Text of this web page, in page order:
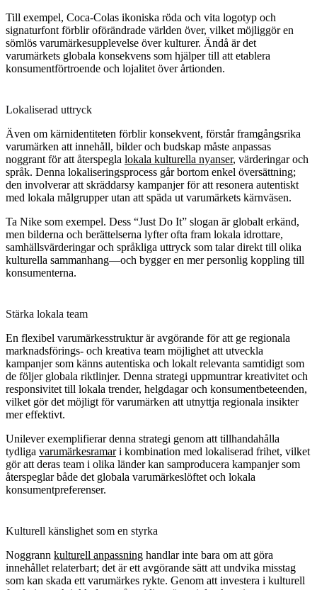
Till exempel, Coca-Colas ikoniska röda och vita logotyp och
signaturfont förblir oförändrade världen över, vilket möjliggör en
sömlös varumärkesupplevelse över kulturer. Ändå är det
varumärkets globala konsekvens som hjälper till att etablera
konsumentförtroende och lojalitet över årtionden.
Lokaliserad uttryck
Även om kärnidentiteten förblir konsekvent, förstår framgångsrika
varumärken att innehåll, bilder och budskap måste anpassas
noggrant för att återspegla lokala kulturella nyanser, värderingar och
språk. Denna lokaliseringsprocess går bortom enkel översättning;
den involverar att skräddarsy kampanjer för att resonera autentiskt
med lokala målgrupper utan att späda ut varumärkets kärnväsen.
Ta Nike som exempel. Dess “Just Do It” slogan är globalt erkänd,
men bilderna och berättelserna lyfter ofta fram lokala idrottare,
samhällsvärderingar och språkliga uttryck som talar direkt till olika
kulturella sammanhang—och bygger en mer personlig koppling till
konsumenterna.
Stärka lokala team
En flexibel varumärkesstruktur är avgörande för att ge regionala
marknadsförings- och kreativa team möjlighet att utveckla
kampanjer som känns autentiska och lokalt relevanta samtidigt som
de följer globala riktlinjer. Denna strategi uppmuntrar kreativitet och
responsivitet till lokala trender, helgdagar och konsumentbeteenden,
vilket gör det möjligt för varumärken att utnyttja regionala insikter
mer effektivt.
Unilever exemplifierar denna strategi genom att tillhandahålla
tydliga varumärkesramari kombination med lokaliserad frihet, vilket
gör att deras team i olika länder kan samproducera kampanjer som
återspeglar både det globala varumärkeslöftet och lokala
konsumentpreferenser.
Kulturell känslighet som en styrka
Noggrann kulturell anpassning handlar inte bara om att göra
innehållet relaterbart; det är ett avgörande sätt att undvika misstag
som kan skada ett varumärkes rykte. Genom att investera i kulturell